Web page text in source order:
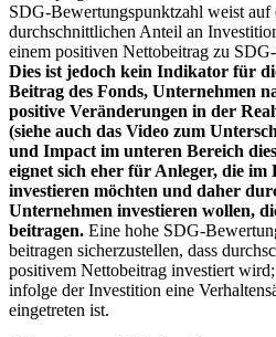
SDG-Bewertungspunktzahl weist auf
durchschnittlichen Anteil an
einem positiven Nettobeitrag zu
Dies ist jedoch kein Indikator für
Beitrag des Fonds, Unternehmen
positive Veränderungen in der
(siehe auch das Video zum
und Impact im unteren Bereich
eignet sich eher für Anleger, die
investieren möchten und daher
Unternehmen investieren wollen,
beitragen. Eine hohe SDG-
beitragen sicherzustellen, dass
positivem Nettobeitrag investiert
infolge der Investition eine
eingetreten ist.